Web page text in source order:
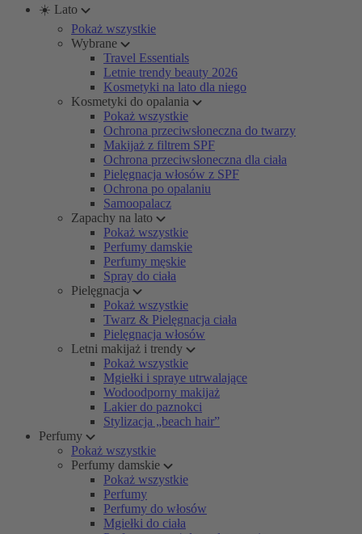
☀️ Lato
Pokaż wszystkie
Wybrane
Travel Essentials
Letnie trendy beauty 2026
Kosmetyki na lato dla niego
Kosmetyki do opalania
Pokaż wszystkie
Ochrona przeciwsłoneczna do twarzy
Makijaż z filtrem SPF
Ochrona przeciwsłoneczna dla ciała
Pielęgnacja włosów z SPF
Ochrona po opalaniu
Samoopalacz
Zapachy na lato
Pokaż wszystkie
Perfumy damskie
Perfumy męskie
Spray do ciała
Pielęgnacja
Pokaż wszystkie
Twarz & Pielęgnacja ciała
Pielęgnacja włosów
Letni makijaż i trendy
Pokaż wszystkie
Mgiełki i spraye utrwalające
Wodoodporny makijaż
Lakier do paznokci
Stylizacja „beach hair”
Perfumy
Pokaż wszystkie
Perfumy damskie
Pokaż wszystkie
Perfumy
Perfumy do włosów
Mgiełki do ciała